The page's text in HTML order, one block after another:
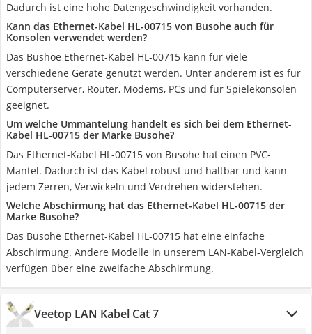
Dadurch ist eine hohe Datengeschwindigkeit vorhanden.
Kann das Ethernet-Kabel ‎HL-00715 von Busohe auch für
Konsolen verwendet werden?
Das Bushoe Ethernet-Kabel ‎HL-00715 kann für viele
verschiedene Geräte genutzt werden. Unter anderem ist es für
Computerserver, Router, Modems, PCs und für Spielekonsolen
geeignet.
Um welche Ummantelung handelt es sich bei dem Ethernet-
Kabel ‎HL-00715 der Marke Busohe?
Das Ethernet-Kabel ‎HL-00715 von Busohe hat einen PVC-
Mantel. Dadurch ist das Kabel robust und haltbar und kann
jedem Zerren, Verwickeln und Verdrehen widerstehen.
Welche Abschirmung hat das Ethernet-Kabel ‎HL-00715 der
Marke Busohe?
Das Busohe Ethernet-Kabel ‎HL-00715 hat eine einfache
Abschirmung. Andere Modelle in unserem LAN-Kabel-Vergleich
verfügen über eine zweifache Abschirmung.
Veetop LAN Kabel Cat 7